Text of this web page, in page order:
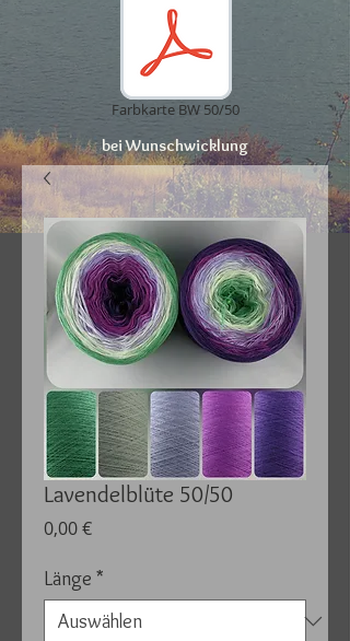
Farbkarte BW 50/50
bei Wunschwicklung
Lavendelblüte 50/50
0,00 €Preis
Länge *